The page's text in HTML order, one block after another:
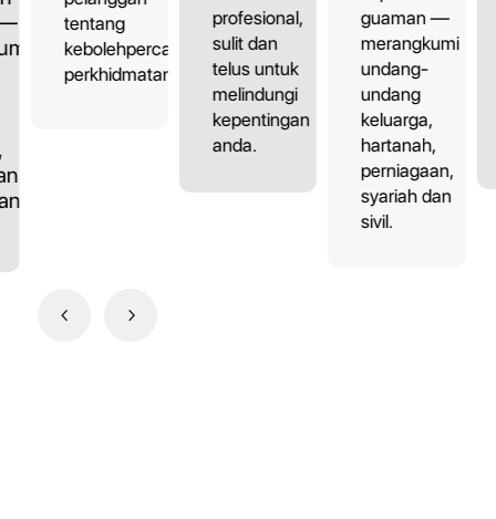
—
tentang
kebolehpercayaan
perkhidmatan.
profesional,
sulit dan
telus untuk
melindungi
kepentingan
anda.
guaman —
merangkumi
undang-
undang
keluarga,
hartanah,
perniagaan,
syariah dan
sivil.
4 5